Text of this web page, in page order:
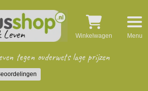
tegen ouderwets lage prijzen
Winkelwagen Menu